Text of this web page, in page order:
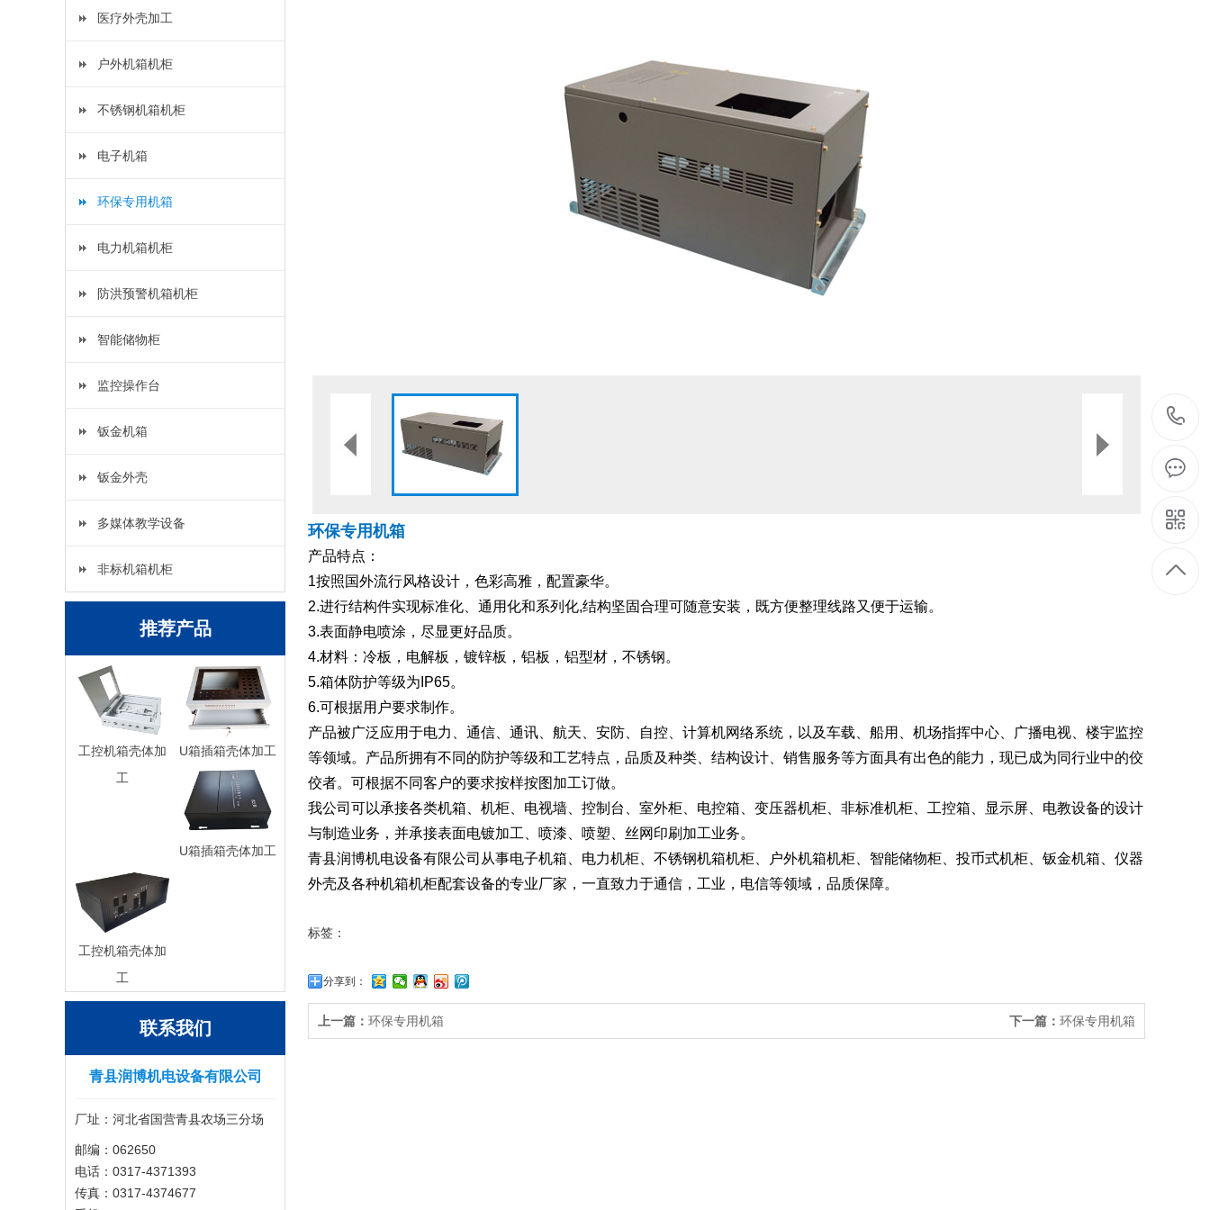
医疗外壳加工
户外机箱机柜
不锈钢机箱机柜
电子机箱
环保专用机箱
电力机箱机柜
防洪预警机箱机柜
智能储物柜
监控操作台
钣金机箱
钣金外壳
多媒体教学设备
非标机箱机柜
推荐产品
工控机箱壳体加
工
U箱插箱壳体加工
U箱插箱壳体加工
工控机箱壳体加
工
联系我们
青县润博机电设备有限公司
厂址：河北省国营青县农场三分场
邮编：062650
电话：0317-4371393
传真：0317-4374677
环保专用机箱
产品特点：
1按照国外流行风格设计，色彩高雅，配置豪华。
2.进行结构件实现标准化、通用化和系列化,结构坚固合理可随意安装，既方便整理线路又便于运输。
3.表面静电喷涂，尽显更好品质。
4.材料：冷板，电解板，镀锌板，铝板，铝型材，不锈钢。
5.箱体防护等级为IP65。
6.可根据用户要求制作。
产品被广泛应用于电力、通信、通讯、航天、安防、自控、计算机网络系统，以及车载、船用、机场指挥中心、广播电视、楼宇监控
等领域。产品所拥有不同的防护等级和工艺特点，品质及种类、结构设计、销售服务等方面具有出色的能力，现已成为同行业中的佼
佼者。可根据不同客户的要求按样按图加工订做。
我公司可以承接各类机箱、机柜、电视墙、控制台、室外柜、电控箱、变压器机柜、非标准机柜、工控箱、显示屏、电教设备的设计
与制造业务，并承接表面电镀加工、喷漆、喷塑、丝网印刷加工业务。
青县润博机电设备有限公司从事电子机箱、电力机柜、不锈钢机箱机柜、户外机箱机柜、智能储物柜、投币式机柜、钣金机箱、仪器
外壳及各种机箱机柜配套设备的专业厂家，一直致力于通信，工业，电信等领域，品质保障。
标签：
分享到：
上一篇： 环保专用机箱 下一篇： 环保专用机箱